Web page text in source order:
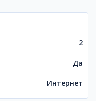
2
Да
Интернет